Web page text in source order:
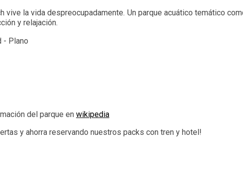
vive la vida despreocupadamente. Un parque acuático temático
y relajación.
del parque en wikipedia
y ahorra reservando nuestros packs con tren y hotel!